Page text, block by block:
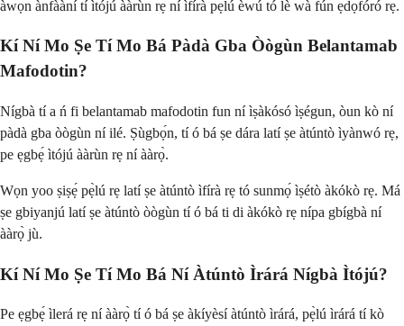
àwọn ànfààní tí ìtójú ààrùn rẹ ní ìfírà pẹ̀lú èwú tó lè wà fún ẹ̀dọ̀fó́ró rẹ.
Kí Ní Mo Ṣe Tí Mo Bá Pàdà Gba Òògùn Belantamab
Mafodotin?
Nígbà tí a ń fi belantamab mafodotin fun ní ìṣàkósó ìṣégun, òun kò ní
pàdà gba òògùn ní ilé. Ṣùgbọ́n, tí ó bá ṣe dára latí ṣe àtúntò ìyànwó rẹ,
pe ẹgbẹ́ ìtójú ààrùn rẹ ní ààrọ̀.
Wọn yoo ṣiṣẹ́ pẹ̀lú rẹ latí ṣe àtúntò ìfírà rẹ tó sunmọ́ ìṣétò àkókò rẹ. Má
ṣe gbiyanjú latí ṣe àtúntò òògùn tí ó bá ti di àkókò rẹ nípa gbígbà ní
ààrọ̀ jù.
Kí Ní Mo Ṣe Tí Mo Bá Ní Àtúntò Ìrárá Nígbà Ìtójú?
Pe ẹgbẹ́ ìlerá rẹ ní ààrọ̀ tí ó bá ṣe àkíyèsí àtúntò ìrárá, pẹ̀lú ìrárá tí kò